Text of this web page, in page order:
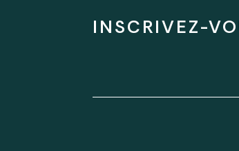
INSCRIVEZ-